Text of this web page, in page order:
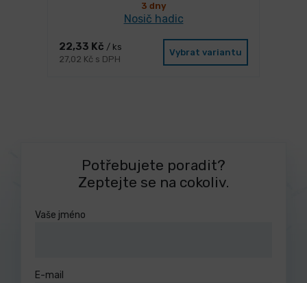
3 dny
Nosič hadic
22,33 Kč / ks
27,02 Kč s DPH
Vybrat variantu
Potřebujete poradit?
Zeptejte se na cokoliv.
Vaše jméno
E-mail